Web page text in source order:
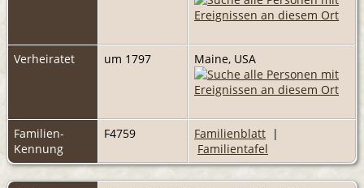
Verheiratet um 1797 Maine, USA
Familien-
Kennung
F4759 Familienblatt |
Familientafel